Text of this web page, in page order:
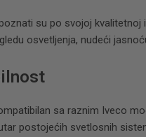
poznati su po svojoj kvalitetnoj
osvetljenja, nudeći
sa raznim Iveco
postojećih svetlosnih